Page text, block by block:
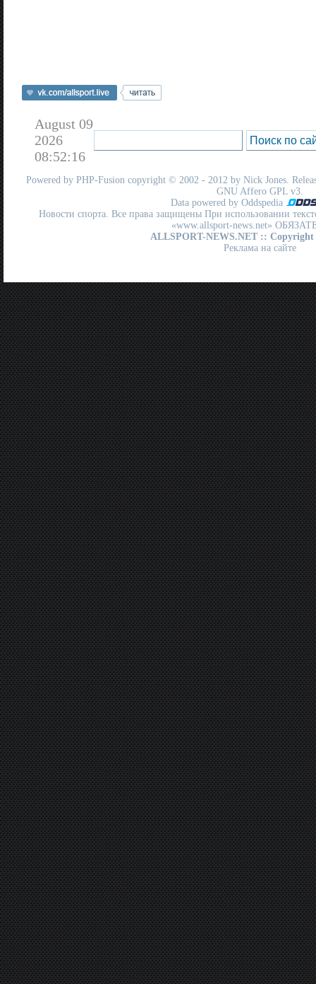
August 09
2026
08:52:16
Powered by PHP-Fusion copyright © 2002 - 2012 by Nick Jones.
GNU Affero GPL v3.
Data powered by Oddspedia
Новости спорта. Все права защищены При использовании
«www.allsport-news.net»
ALLSPORT-NEWS.NET :: Copyright
Реклама на сайте